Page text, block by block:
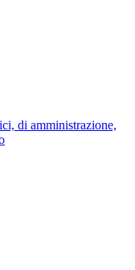
di amministrazione,